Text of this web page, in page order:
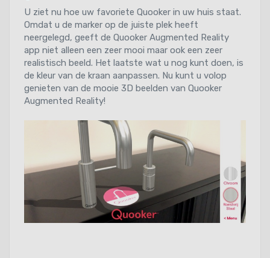
U ziet nu hoe uw favoriete Quooker in uw huis staat.
Omdat u de marker op de juiste plek heeft
neergelegd, geeft de Quooker Augmented Reality
app niet alleen een zeer mooi maar ook een zeer
realistisch beeld. Het laatste wat u nog kunt doen, is
de kleur van de kraan aanpassen. Nu kunt u volop
genieten van de mooie 3D beelden van Quooker
Augmented Reality!